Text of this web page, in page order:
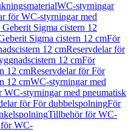
WC-styrningar
för WC-styrningar med
Sigma cistern 12
Sigma cistern 12 cmFör
12 cmReservdelar för
12 cmFör
12 cmReservdelar för För
12 cmWC-styrningar med
WC-styrningar med pneumatisk
för För dubbelspolningFör
Tillbehör för WC-
WC-